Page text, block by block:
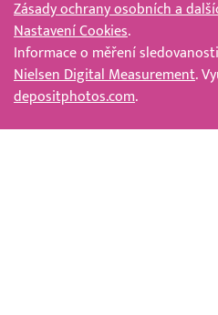
Zásady ochrany osobních a
Nastavení Cookies.
Informace o měření
Nielsen Digital Measurement.
depositphotos.com.